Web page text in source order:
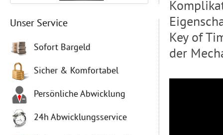
Unser Service
Sofort Bargeld
Sicher & Komfortabel
Persönliche Abwicklung
24h Abwicklungsservice
Key of
der